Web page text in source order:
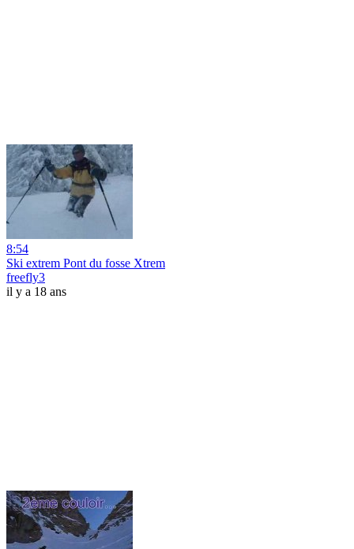
8:54
Ski extrem Pont du fosse Xtrem
freefly3
il y a 18 ans